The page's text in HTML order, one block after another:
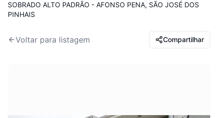
SOBRADO ALTO PADRÃO - AFONSO PENA, SÃO JOSÉ DOS
PINHAIS
Voltar para listagem Compartilhar